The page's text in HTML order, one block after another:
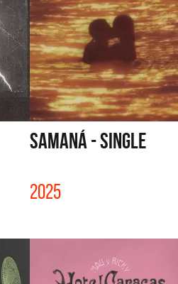
SAMANÁ - SINGLE
2025